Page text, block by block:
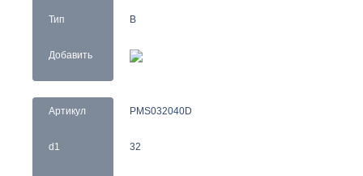
Тип
Добавить
B
Артикул
d1
PMS032040D
32